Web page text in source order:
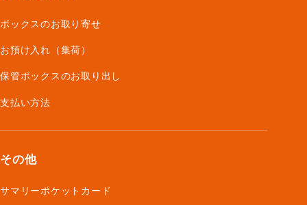
ボックスのお取り寄せ
お預け入れ（集荷）
保管ボックスのお取り出し
支払い方法
その他
サマリーポケットカード